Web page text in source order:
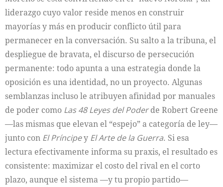
liderazgo cuyo valor reside menos en construir
mayorías y más en producir conflicto útil para
permanecer en la conversación. Su salto a la tribuna, el
despliegue de bravata, el discurso de persecución
permanente: todo apunta a una estrategia donde la
oposición es una identidad, no un proyecto. Algunas
semblanzas incluso le atribuyen afinidad por manuales
de poder como Las 48 Leyes del Poderde Robert Greene
—las mismas que elevan el “espejo” a categoría de ley—
junto con El Príncipey El Arte de la Guerra. Si esa
lectura efectivamente informa su praxis, el resultado es
consistente: maximizar el costo del rival en el corto
plazo, aunque el sistema —y tu propio partido—